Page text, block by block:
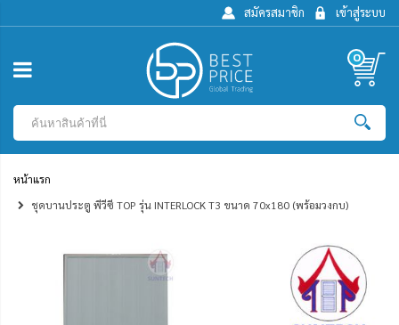
เข้าสู่ระบบ
สมัครสมาชิก
0
หน้าแรก
ชุดบานประตู พีวีซี TOP รุ่น INTERLOCK T3 ขนาด 70x180 (พร้อมวงกบ)